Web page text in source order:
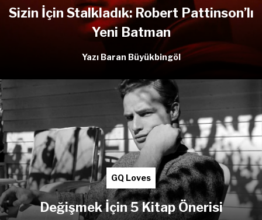
Sizin İçin Stalkladık: Robert Pattinson’lı
Yeni Batman
Yazı Baran Büyükbingöl
GQ Loves
Değişmek İçin 5 Kitap Önerisi